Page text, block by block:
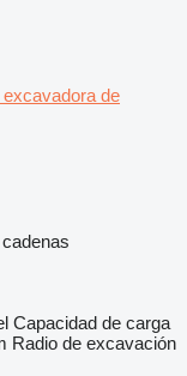
de
Capacidad de carga
Radio de excavación